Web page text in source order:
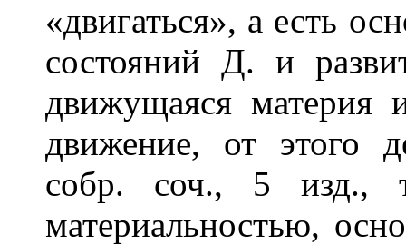
«двигаться», а есть
состояний Д. и
движущаяся материя
движение, от этого
собр. соч., 5
материальностью,